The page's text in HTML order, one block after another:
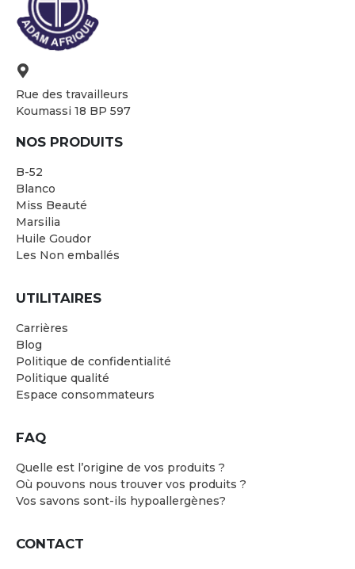
Rue des travailleurs
Koumassi 18 BP 597
NOS PRODUITS
B-52
Blanco
Miss Beauté
Marsilia
Huile Goudor
Les Non emballés
UTILITAIRES
Carrières
Blog
Politique de confidentialité
Politique qualité
Espace consommateurs
FAQ
Quelle est l’origine de vos produits ?
Où pouvons nous trouver vos produits ?
Vos savons sont-ils hypoallergènes?
CONTACT